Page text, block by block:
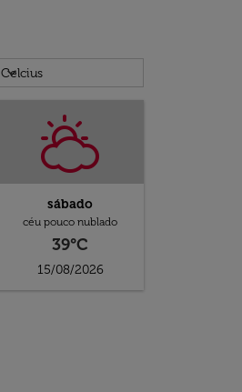
Weather unit option Celcius
Celcius
keyboard_arrow_down
sábado
céu pouco nublado
39°C
15/08/2026